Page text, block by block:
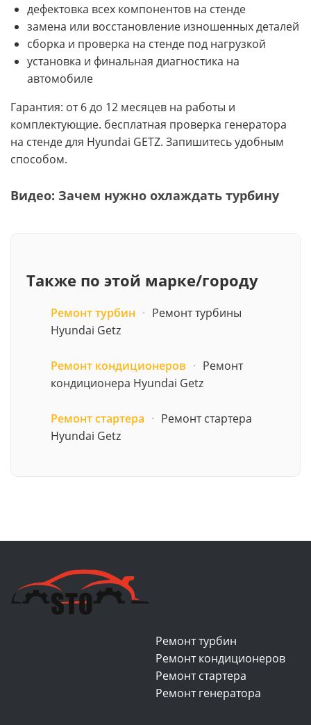
дефектовка всех компонентов на стенде
замена или восстановление изношенных деталей
сборка и проверка на стенде под нагрузкой
установка и финальная диагностика на
автомобиле
Гарантия: от 6 до 12 месяцев на работы и
комплектующие. бесплатная проверка генератора
на стенде для Hyundai GETZ. Запишитесь удобным
способом.
Видео: Зачем нужно охлаждать турбину
Также по этой марке/городу
Ремонт турбин · Ремонт турбины
Hyundai Getz
Ремонт кондиционеров · Ремонт
кондиционера Hyundai Getz
Ремонт стартера · Ремонт стартера
Hyundai Getz
Ремонт турбин
Ремонт кондиционеров
Ремонт стартера
Ремонт генератора